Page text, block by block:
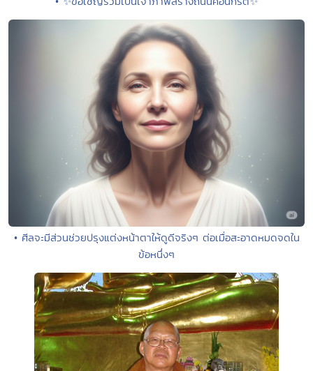
• ศีลจะมีส่วนช่วยปรุงแต่งหน้าตาให้ดูดีจริงๆ ต่อเมื่อสะอาดหมดจดใน
ข้อหนึ่งๆ